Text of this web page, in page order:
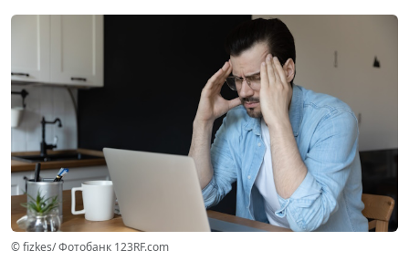
© fizkes/ Фотобанк 123RF.com